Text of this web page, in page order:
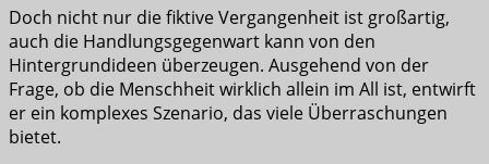
Doch nicht nur die fiktive Vergangenheit ist großartig,
auch die Handlungsgegenwart kann von den
Hintergrundideen überzeugen. Ausgehend von der
Frage, ob die Menschheit wirklich allein im All ist, entwirft
er ein komplexes Szenario, das viele Überraschungen
bietet.